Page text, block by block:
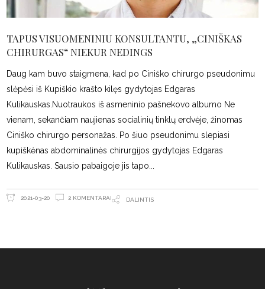
TAPUS VISUOMENINIU KONSULTANTU, „CINIŠKAS
CHIRURGAS“ NIEKUR NEDINGS
Daug kam buvo staigmena, kad po Ciniško chirurgo pseudonimu
slėpėsi iš Kupiškio krašto kilęs gydytojas Edgaras
Kulikauskas.Nuotraukos iš asmeninio pašnekovo albumo Ne
vienam, sekančiam naujienas socialinių tinklų erdvėje, žinomas
Ciniško chirurgo personažas. Po šiuo pseudonimu slepiasi
kupiškėnas abdominalinės chirurgijos gydytojas Edgaras
Kulikauskas. Sausio pabaigoje jis tapo
2021-03-20 2 KOMENTARAI DALINTIS